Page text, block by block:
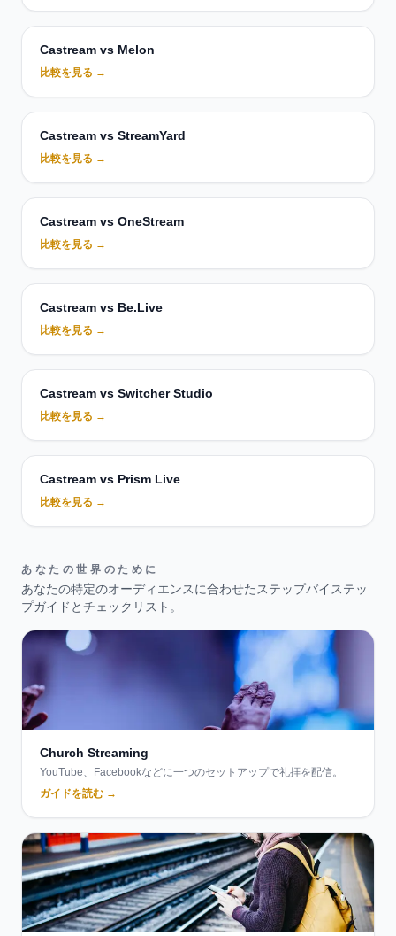
Castream vs Melon
比較を見る →
Castream vs StreamYard
比較を見る →
Castream vs OneStream
比較を見る →
Castream vs Be.Live
比較を見る →
Castream vs Switcher Studio
比較を見る →
Castream vs Prism Live
比較を見る →
あなたの世界のために
あなたの特定のオーディエンスに合わせたステップバイステッ
プガイドとチェックリスト。
Church Streaming
YouTube、Facebookなどに一つのセットアップで礼拝を配信。
ガイドを読む →